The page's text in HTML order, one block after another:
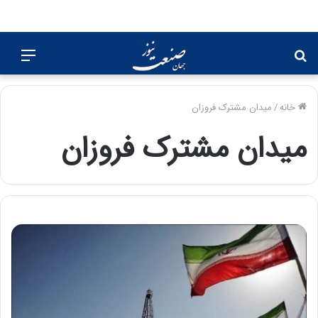
برای
خانه/میدان مشترک فروزان
میدان مشترک فروزان